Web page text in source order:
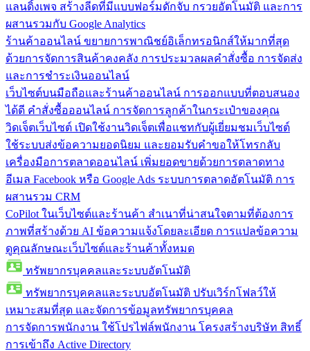
แลนดิ้งเพจ สร้างลีดที่มีแบบฟอร์มดักจับ กรวยอัตโนมัติ และการ
ผสานรวมกับ Google Analytics
ร้านค้าออนไลน์ ขยายการพาณิชย์อิเล็กทรอนิกส์ให้มากที่สุด
ด้วยการจัดการสินค้าคงคลัง การประมวลผลคำสั่งซื้อ การจัดส่ง
และการชำระเงินออนไลน์
เว็บไซต์บนมือถือและร้านค้าออนไลน์ การออกแบบที่ตอบสนอง
ได้ดี คำสั่งซื้อออนไลน์ การจัดการลูกค้าในกระเป๋าของคุณ
วิดเจ็ตเว็บไซต์ เปิดใช้งานวิดเจ็ตเพื่อแชทกับผู้เยี่ยมชมเว็บไซต์
ใช้ระบบส่งข้อความยอดนิยม และยอมรับคำขอให้โทรกลับ
เครื่องมือการตลาดออนไลน์ เพิ่มยอดขายด้วยการตลาดทาง
อีเมล Facebook หรือ Google Ads ระบบการตลาดอัตโนมัติ การ
ผสานรวม CRM
CoPilot ในเว็บไซต์และร้านค้า สำเนาที่น่าสนใจตามที่ต้องการ
ภาพที่สร้างด้วย AI ข้อความแจ้งโดยละเอียด การแปลข้อความ
ดูคุณลักษณะเว็บไซต์และร้านค้าทั้งหมด
ทรัพยากรบุคคลและระบบอัตโนมัติ
ทรัพยากรบุคคลและระบบอัตโนมัติ ปรับเวิร์กโฟลว์ให้
เหมาะสมที่สุด และจัดการข้อมูลทรัพยากรบุคคล
การจัดการพนักงาน ใช้โปรไฟล์พนักงาน โครงสร้างบริษัท สิทธิ์
การเข้าถึง Active Directory